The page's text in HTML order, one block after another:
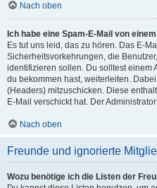
Nach oben
Ich habe eine Spam-E-Mail von
Es tut uns leid, das zu hören. Das E-
Sicherheitsvorkehrungen, die
identifizieren sollen. Du solltest einem
du bekommen hast, weiterleiten.
(Headers) mitzuschicken. Diese
E-Mail verschickt hat. Der
Nach oben
Freunde und ignorierte
Wozu benötige ich die Listen der